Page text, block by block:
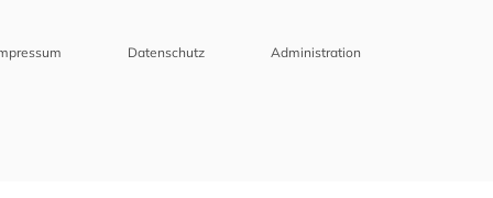
Datenschutz Administration